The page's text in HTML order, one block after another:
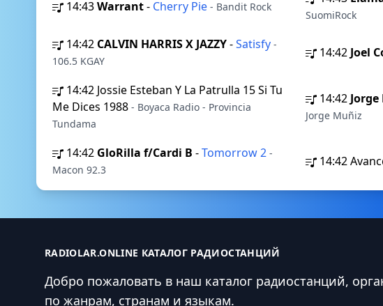
14:43Warrant- Cherry Pie - Bandit Rock
SuomiRock
14:42 CALVIN HARRIS X JAZZY-Satisfy -
106.5 KGAY
14:42 Joel
14:42 Jossie Esteban Y La Patrulla 15 Si Tu
Me Dices 1988 - Boyaca Radio - Provincia
Tundama
14:42
Jorge Muñiz
14:42 GloRilla f/Cardi B -Tomorrow 2 -
Macon 92.3
14:42
RADIOLAR.ONLINE КАТАЛОГ РАДИОСТАНЦИЙ
Добро пожаловать в наш каталог радиостанций,
по жанрам, странам и языкам.